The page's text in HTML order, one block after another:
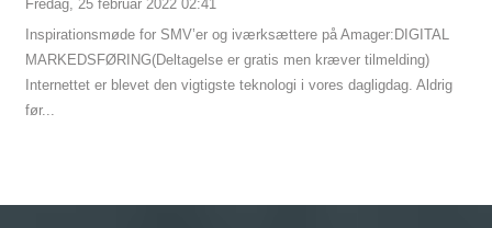
Fredag, 25 februar 2022 02:41
Inspirationsmøde for SMV’er og iværksættere på Amager:DIGITAL
MARKEDSFØRING(Deltagelse er gratis men kræver tilmelding)
Internettet er blevet den vigtigste teknologi i vores dagligdag. Aldrig
før...